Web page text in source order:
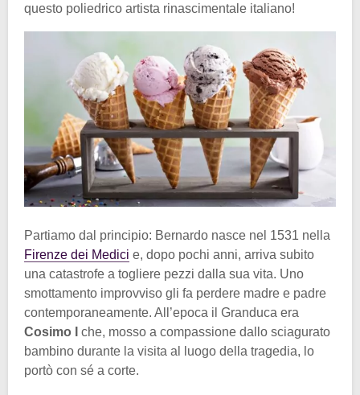
questo poliedrico artista rinascimentale italiano!
Partiamo dal principio: Bernardo nasce nel 1531 nella
Firenze dei Medici e, dopo pochi anni, arriva subito
una catastrofe a togliere pezzi dalla sua vita. Uno
smottamento improvviso gli fa perdere madre e padre
contemporaneamente. All’epoca il Granduca era
Cosimo I
che, mosso a compassione dallo sciagurato
bambino durante la visita al luogo della tragedia, lo
portò con sé a corte.